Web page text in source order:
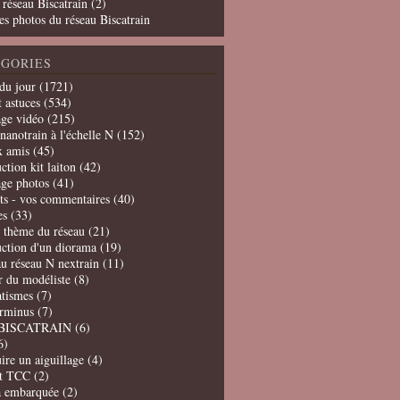
photos du réseau Biscatrain
jour (1721)
(534)
vidéo (215)
à l'échelle N (152)
amis (45)
kit laiton (42)
photos (41)
- vos commentaires (40)
(33)
du réseau (21)
d'un diorama (19)
réseau N nextrain (11)
du modéliste (8)
(7)
(7)
(6)
un aiguillage (4)
TCC (2)
embarquée (2)